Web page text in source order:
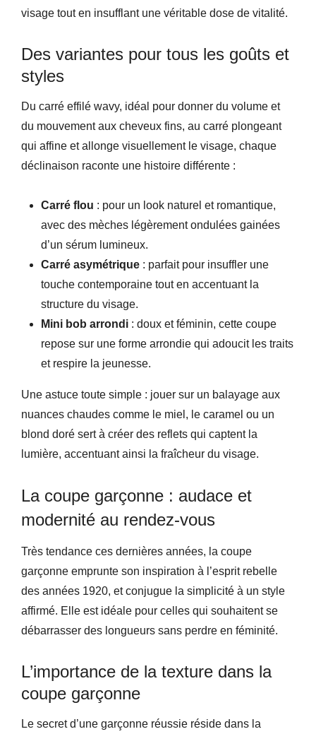
visage tout en insufflant une véritable dose de vitalité.
Des variantes pour tous les goûts et
styles
Du carré effilé wavy, idéal pour donner du volume et
du mouvement aux cheveux fins, au carré plongeant
qui affine et allonge visuellement le visage, chaque
déclinaison raconte une histoire différente :
Carré flou : pour un look naturel et romantique,
avec des mèches légèrement ondulées gainées
d’un sérum lumineux.
Carré asymétrique : parfait pour insuffler une
touche contemporaine tout en accentuant la
structure du visage.
Mini bob arrondi : doux et féminin, cette coupe
repose sur une forme arrondie qui adoucit les traits
et respire la jeunesse.
Une astuce toute simple : jouer sur un balayage aux
nuances chaudes comme le miel, le caramel ou un
blond doré sert à créer des reflets qui captent la
lumière, accentuant ainsi la fraîcheur du visage.
La coupe garçonne : audace et
modernité au rendez-vous
Très tendance ces dernières années, la coupe
garçonne emprunte son inspiration à l’esprit rebelle
des années 1920, et conjugue la simplicité à un style
affirmé. Elle est idéale pour celles qui souhaitent se
débarrasser des longueurs sans perdre en féminité.
L’importance de la texture dans la
coupe garçonne
Le secret d’une garçonne réussie réside dans la